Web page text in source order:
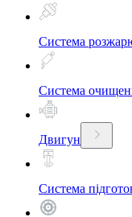
Система
Система
Двигун
Система